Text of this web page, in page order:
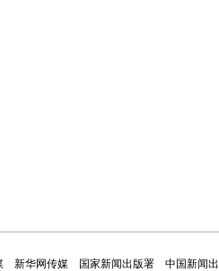
新华网传媒 国家新闻出版署
中国新闻